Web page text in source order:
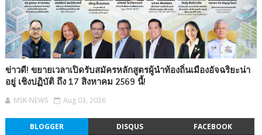
ข่าวดี! ขยายเวลาเปิดรับสมัครหลักสูตรผู้นำท้องถิ่นเมืองอัจฉริยะน่า
อยู่ เชิงปฏิบัติ ถึง 17 สิงหาคม 2569 นี้!
MSK-NEWS Aug 03, 2026
BLOGGER DISQUS FACEBOOK